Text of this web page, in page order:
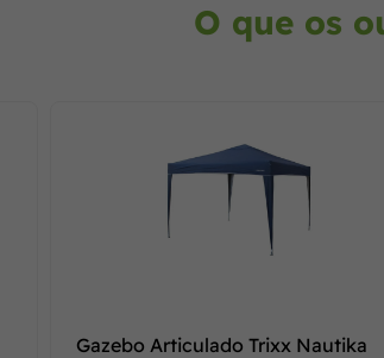
O que os
Gazebo Articulado Trixx Nautika